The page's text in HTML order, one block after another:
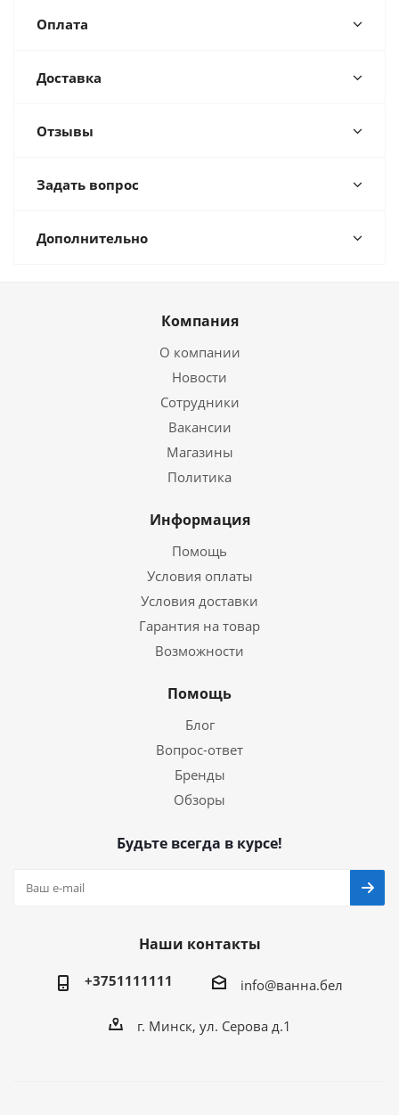
Оплата
Доставка
Отзывы
Задать вопрос
Дополнительно
Компания
О компании
Новости
Сотрудники
Вакансии
Магазины
Политика
Информация
Помощь
Условия оплаты
Условия доставки
Гарантия на товар
Возможности
Помощь
Блог
Вопрос-ответ
Бренды
Обзоры
Будьте всегда в курсе!
Наши контакты
+3751111111 info@ванна.бел
г. Минск, ул. Серова д.1